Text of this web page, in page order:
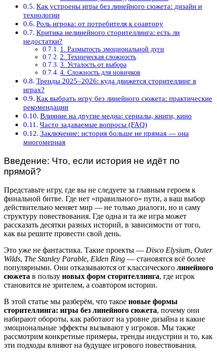
Как устроены игры без линейного сюжета: дизайн и
технологии
Роль игрока: от потребителя к соавтору
Критика нелинейного сторителлинга: есть ли
недостатки?
1. Размытость эмоциональной дуги
2. Техническая сложность
3. Усталость от выбора
4. Сложность для новичков
Тренды 2025–2026: куда движется сторителлинг в
играх?
Как выбрать игру без линейного сюжета: практические
рекомендации
Влияние на другие медиа: сериалы, книги, кино
Часто задаваемые вопросы (FAQ)
Заключение: история больше не прямая — она
многомерная
Введение: Что, если история не идёт по
прямой?
Представьте игру, где вы не следуете за главным героем к
финальной битве. Где нет «правильного» пути, а ваш выбор
действительно меняет мир — не только диалоги, но и саму
структуру повествования. Где одна и та же игра может
рассказать десятки разных историй, в зависимости от того,
как вы решите провести свой день.
Это уже не фантастика. Такие проекты — Disco Elysium, Outer
Wilds, The Stanley Parable, Elden Ring — становятся всё более
популярными. Они отказываются от классического линейного
сюжета в пользу новых форм сторителлинга, где игрок
становится не зрителем, а соавтором истории.
В этой статье мы разберём, что такое новые формы
сторителлинга: игры без линейного сюжета, почему они
набирают обороты, как работают на уровне дизайна и какие
эмоциональные эффекты вызывают у игроков. Мы также
рассмотрим конкретные примеры, тренды индустрии и то, как
эти подходы влияют на будущее игрового повествования.